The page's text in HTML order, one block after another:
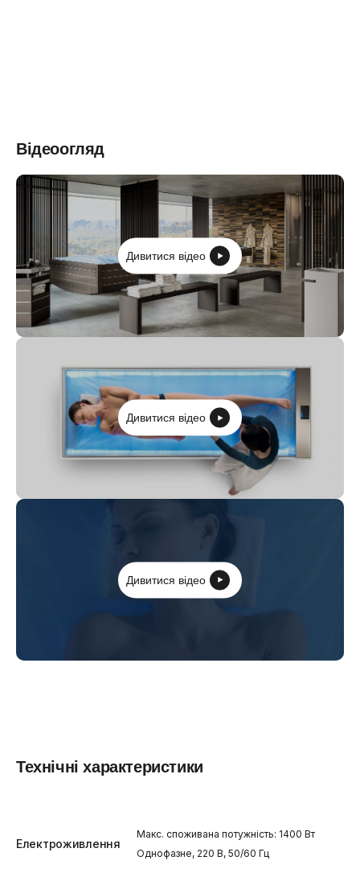
Відеоогляд
Дивитися відео
Дивитися відео
Дивитися відео
Технічні характеристики
Електроживлення
Макс. споживана потужність: 1400 Вт
Однофазне, 220 В, 50/60 Гц